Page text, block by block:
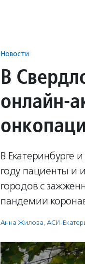
Новости
В
онлайн-
В Екатеринбурге
году пациенты и
городов с
пандемии
Анна Жилова, АСИ-